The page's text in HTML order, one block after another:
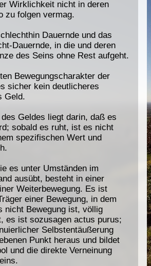
Wirklichkeit nicht in deren
zu folgen vermag.
Dauernde und das
Dauernde, in die und deren
des Seins ohne Rest aufgeht.
Bewegungscharakter der
sicher kein deutlicheres
Geld.
Geldes liegt darin, daß es
sobald es ruht, ist es nicht
spezifischen Wert und
es unter Umständen im
ausübt, besteht in einer
Weiterbewegung. Es ist
einer Bewegung, in dem
nicht Bewegung ist, völlig
es ist sozusagen actus purus;
Selbstentäußerung
Punkt heraus und bildet
und die direkte Verneinung